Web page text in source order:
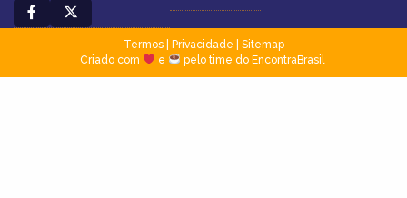
Termos| Privacidade
Sitemap
Criado com
e pelo time do EncontraBrasil